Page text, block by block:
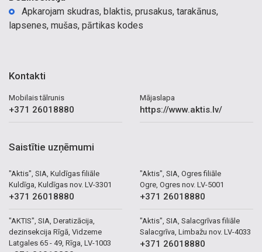
Apkarojam skudras, blaktis, prusakus, tarakānus,
lapsenes, mušas, pārtikas kodes
Kontakti
Mobilais tālrunis
+371 26018880
Mājaslapa
https://www.aktis.lv/
Saistītie uzņēmumi
"Aktis", SIA, Kuldīgas filiāle
Kuldīga, Kuldīgas nov. LV-3301
+371 26018880
"AKTIS", SIA, Deratizācija,
dezinsekcija Rīgā, Vidzeme
Latgales 65 - 49, Rīga, LV-1003
"Aktis", SIA, Ogres filiāle
Ogre, Ogres nov. LV-5001
+371 26018880
"Aktis", SIA, Salacgrīvas filiāle
Salacgrīva, Limbažu nov. LV-4033
+371 26018880